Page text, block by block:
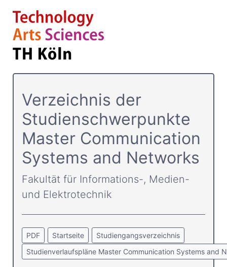
Verzeichnis der
Studienschwerpunkte
Master Communication
Systems and Networks
Fakultät für Informations-, Medien-
und Elektrotechnik
PDF Startseite
Studiengangsverzeichnis
Studienverlaufspläne Master Communication Systems and